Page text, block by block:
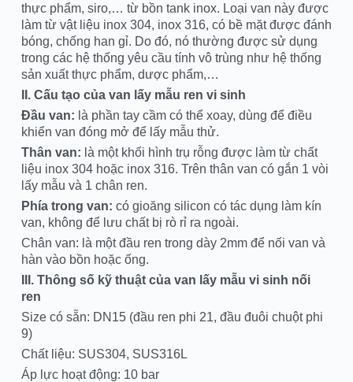
thực phẩm, siro,… từ bồn tank inox. Loại van này được
làm từ vật liệu inox 304, inox 316, có bề mặt được đánh
bóng, chống han gỉ. Do đó, nó thường được sử dụng
trong các hệ thống yêu cầu tính vô trùng như hệ thống
sản xuất thực phẩm, dược phẩm,…
II. Cấu tạo của van lấy mẫu ren vi sinh
Đầu van: là phần tay cầm có thể xoay, dùng để điều
khiển van đóng mở để lấy mẫu thử.
Thân van: là một khối hình trụ rỗng được làm từ chất
liệu inox 304 hoặc inox 316. Trên thân van có gắn 1 vòi
lấy mẫu và 1 chân ren.
Phía trong van: có gioăng silicon có tác dụng làm kín
van, không để lưu chất bị rò rỉ ra ngoài.
Chân van: là một đầu ren trong dày 2mm để nối van và
hàn vào bồn hoặc ống.
III. Thông số kỹ thuật của van lấy mẫu vi sinh nối
ren
Size có sẵn: DN15 (đầu ren phi 21, đầu đuôi chuột phi
9)
Chất liệu: SUS304, SUS316L
Áp lực hoạt động: 10 bar